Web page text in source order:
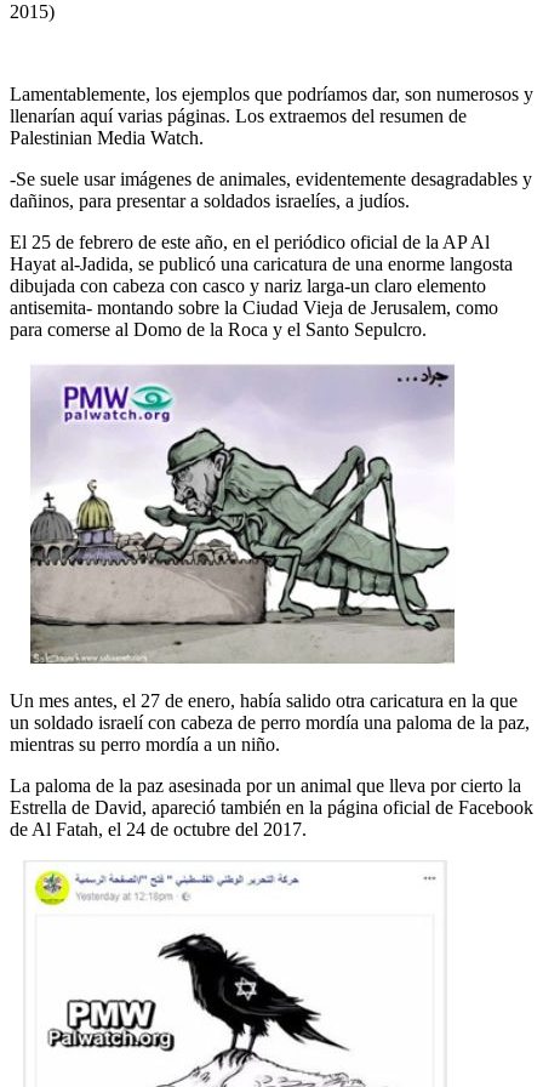
2015)
Lamentablemente, los ejemplos que podríamos dar, son numerosos y
llenarían aquí varias páginas. Los extraemos del resumen de
Palestinian Media Watch.
-Se suele usar imágenes de animales, evidentemente desagradables y
dañinos, para presentar a soldados israelíes, a judíos.
El 25 de febrero de este año, en el periódico oficial de la AP Al
Hayat al-Jadida, se publicó una caricatura de una enorme langosta
dibujada con cabeza con casco y nariz larga-un claro elemento
antisemita- montando sobre la Ciudad Vieja de Jerusalem, como
para comerse al Domo de la Roca y el Santo Sepulcro.
Un mes antes, el 27 de enero, había salido otra caricatura en la que
un soldado israelí con cabeza de perro mordía una paloma de la paz,
mientras su perro mordía a un niño.
La paloma de la paz asesinada por un animal que lleva por cierto la
Estrella de David, apareció también en la página oficial de Facebook
de Al Fatah, el 24 de octubre del 2017.